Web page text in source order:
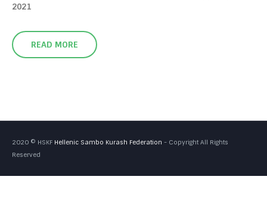
2021
READ MORE
2020 © HSKF Hellenic Sambo Kurash Federation - Copyright All Rights
Reserved